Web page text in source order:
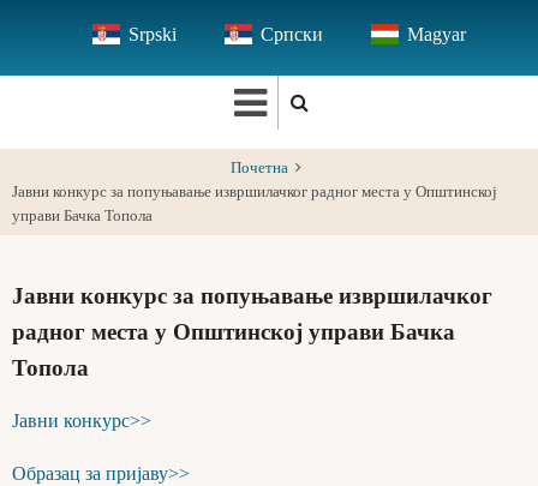
main
Srpski Српски Magyar
Почетна
Јавни конкурс за попуњавање извршилачког радног места у Општинској
управи Бачка Топола
Јавни конкурс за попуњавање извршилачког
радног места у Општинској управи Бачка
Топола
Јавни конкурс>>
Образац за пријаву>>